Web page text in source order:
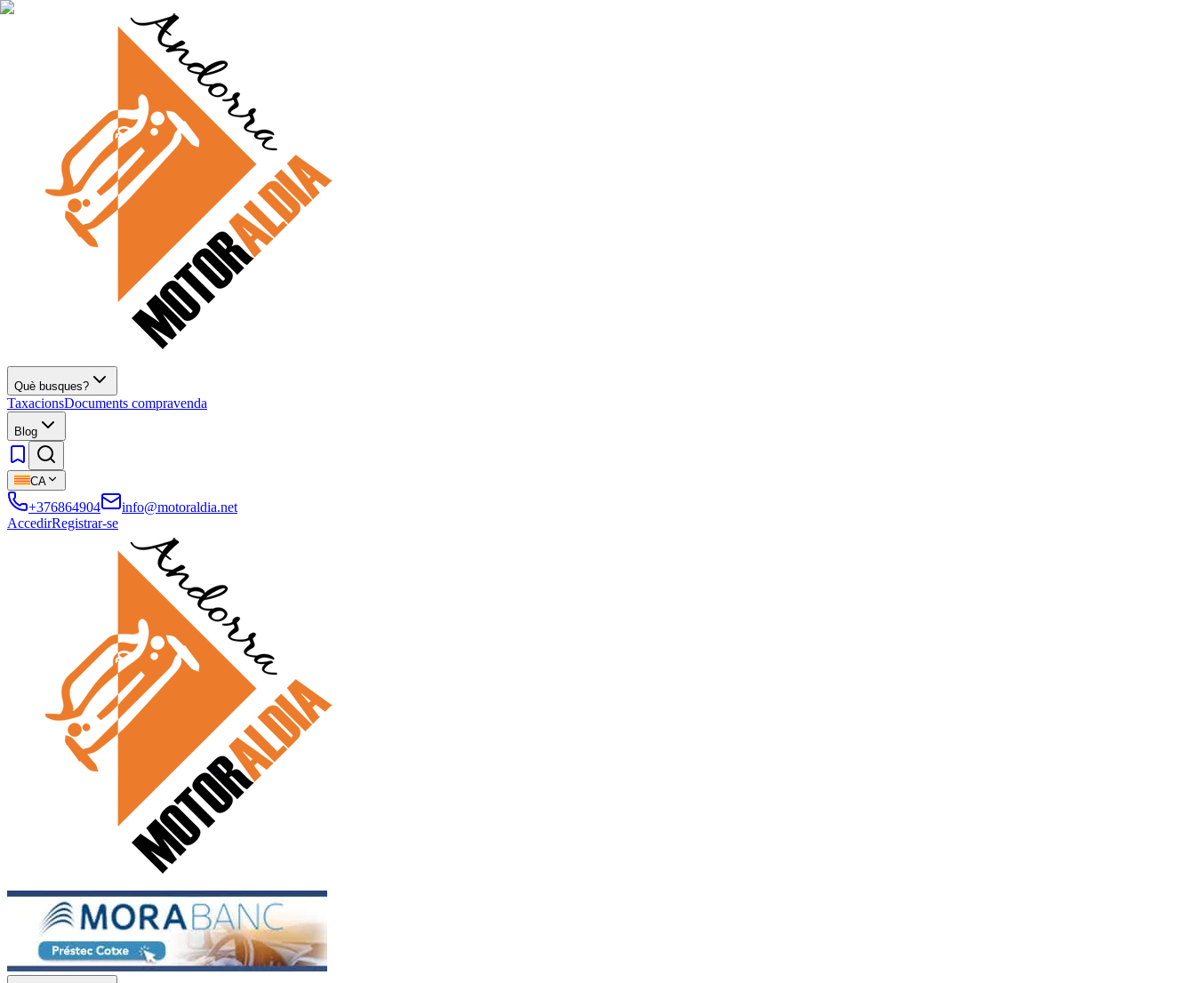
Què busques?
TaxacionsDocuments compravenda
Blog
CA
+376864904
info@motoraldia.net
AccedirRegistrar-se